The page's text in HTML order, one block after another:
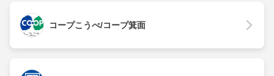
コープこうべ/コープ箕面